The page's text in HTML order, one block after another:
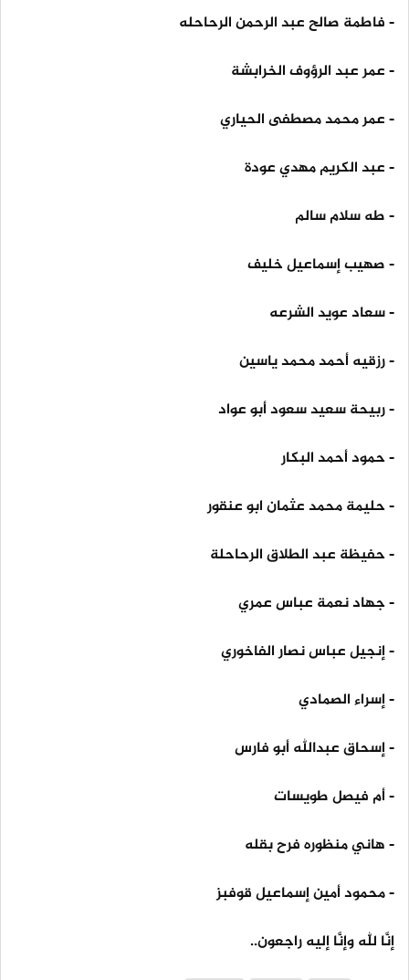
- فاطمة صالح عبد الرحمن الرحاحله
- عمر عبد الرؤوف الخرابشة
- عمر محمد مصطفى الحياري
- عبد الكريم مهدي عودة
- طه سلام سالم
- صهيب إسماعيل خليف
- سعاد عويد الشرعه
- رزقيه أحمد محمد ياسين
- ربيحة سعيد سعود أبو عواد
- حمود أحمد البكار
- حليمة محمد عثمان ابو عنقور
- حفيظة عبد الطلاق الرحاحلة
- جهاد نعمة عباس عمري
- إنجيل عباس نصار الفاخوري
- إسراء الصمادي
- إسحاق عبدالله أبو فارس
- أم فيصل طويسات
- هاني منظوره فرح بقله
- محمود أمين إسماعيل قوفبز
إنَّا لله وإنَّا إليه راجعون..